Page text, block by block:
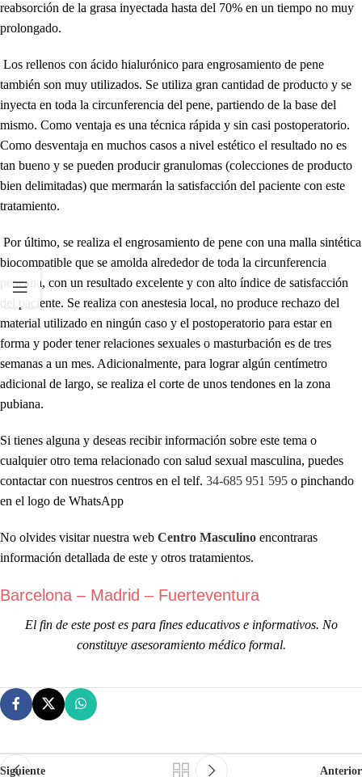
reabsorción de la grasa inyectada hasta del 70% en un tiempo no muy
prolongado.
Los rellenos con ácido hialurónico para engrosamiento de pene
también son muy utilizados. Se utiliza gran cantidad de producto y se
inyecta en toda la circunferencia del pene, partiendo de la base del
mismo. Como ventaja es una técnica rápida y sin casi postoperatorio.
Como desventaja en muchos casos a nivel estético el resultado no es
tan bueno y se pueden producir granulomas (colecciones de producto
bien delimitadas) que mermarán la satisfacción del paciente con este
tratamiento.
Por último, se realiza el engrosamiento de pene con una malla sintética
biocompatible que se amolda alrededor de toda la circunferencia
peneana, con un resultado excelente y con alto índice de satisfacción
del paciente. Se realiza con anestesia local, no produce rechazo del
material utilizado en ningún caso y el postoperatorio para estar en
forma y poder tener relaciones sexuales o masturbación es de tres
semanas a un mes. Adicionalmente, para lograr algún centímetro
adicional de largo, se realiza el corte de unos tendones en la zona
pubiana.
Si tienes alguna y deseas recibir información sobre este tema o
cualquier otro tema relacionado con salud sexual masculina, puedes
contactar con nuestros centros en el telf. 34-685 951 595 o pinchando
en el logo de WhatsApp
No olvides visitar nuestra web Centro Masculino encontraras
información detallada de este y otros tratamientos.
Barcelona – Madrid – Fuerteventura
El fin de este post es para fines educativos e informativos. No
constituye asesoramiento médico formal.
Siguiente Anterior